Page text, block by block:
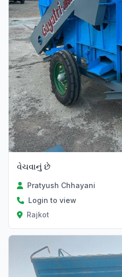
વેચવાનું છે
Pratyush Chhayani
Login to view
Rajkot